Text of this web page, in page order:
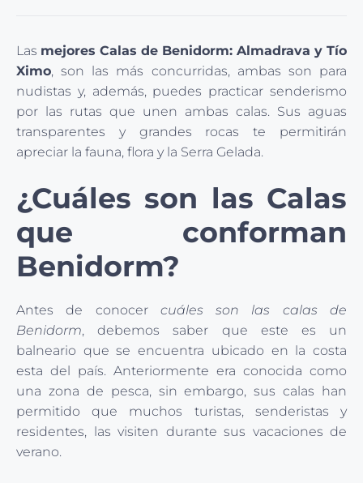
Las mejores Calas de Benidorm: Almadrava y Tío
Ximo, son las más concurridas, ambas son para
nudistas y, además, puedes practicar senderismo
por las rutas que unen ambas calas. Sus aguas
transparentes y grandes rocas te permitirán
apreciar la fauna, flora y la Serra Gelada.
¿Cuáles son las Calas
que conforman
Benidorm?
Antes de conocer cuáles son las calas de
Benidorm, debemos saber que este es un
balneario que se encuentra ubicado en la costa
esta del país. Anteriormente era conocida como
una zona de pesca, sin embargo, sus calas han
permitido que muchos turistas, senderistas y
residentes, las visiten durante sus vacaciones de
verano.